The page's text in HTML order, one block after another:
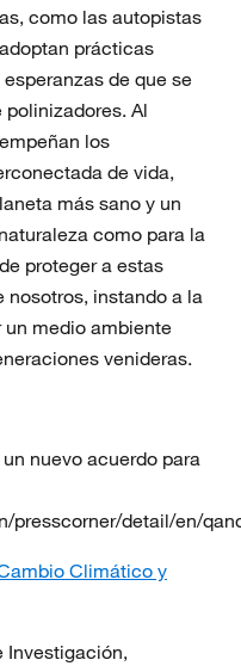
como las autopistas
prácticas
de que se
Al
los
de vida,
más sano y un
como para la
proteger a estas
nosotros, instando a la
medio ambiente
venideras.
nuevo acuerdo para
presscorner/detail/en/
Climático y
Investigación,